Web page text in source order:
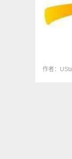
作者：